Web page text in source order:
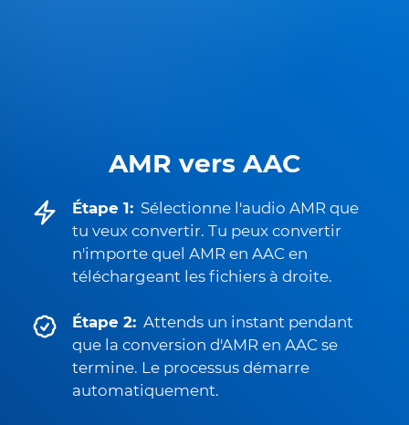
AMR vers AAC
Étape 1: Sélectionne l'audio AMR que
tu veux convertir. Tu peux convertir
n'importe quel AMR en AAC en
téléchargeant les fichiers à droite.
Étape 2: Attends un instant pendant
que la conversion d'AMR en AAC se
termine. Le processus démarre
automatiquement.